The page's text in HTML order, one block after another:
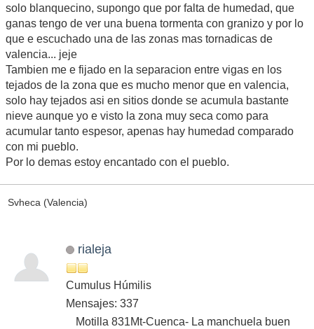
solo blanquecino, supongo que por falta de humedad, que
ganas tengo de ver una buena tormenta con granizo y por lo
que e escuchado una de las zonas mas tornadicas de
valencia... jeje
Tambien me e fijado en la separacion entre vigas en los
tejados de la zona que es mucho menor que en valencia,
solo hay tejados asi en sitios donde se acumula bastante
nieve aunque yo e visto la zona muy seca como para
acumular tanto espesor, apenas hay humedad comparado
con mi pueblo.
Por lo demas estoy encantado con el pueblo.
Svheca (Valencia)
rialeja
Cumulus Húmilis
Mensajes: 337
Motilla 831Mt-Cuenca- La manchuela buen